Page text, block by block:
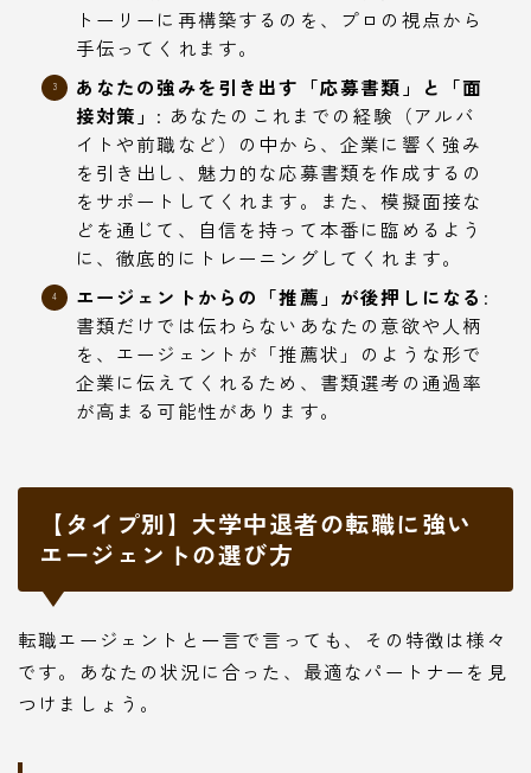
トーリーに再構築するのを、プロの視点から
手伝ってくれます。
あなたの強みを引き出す「応募書類」と「面
接対策」 : あなたのこれまでの経験（アルバ
イトや前職など）の中から、企業に響く強み
を引き出し、魅力的な応募書類を作成するの
をサポートしてくれます。また、模擬面接な
どを通じて、自信を持って本番に臨めるよう
に、徹底的にトレーニングしてくれます。
エージェントからの「推薦」が後押しになる :
書類だけでは伝わらないあなたの意欲や人柄
を、エージェントが「推薦状」のような形で
企業に伝えてくれるため、書類選考の通過率
が高まる可能性があります。
【タイプ別】大学中退者の転職に強い
エージェントの選び方
転職エージェントと一言で言っても、その特徴は様々
です。あなたの状況に合った、最適なパートナーを見
つけましょう。